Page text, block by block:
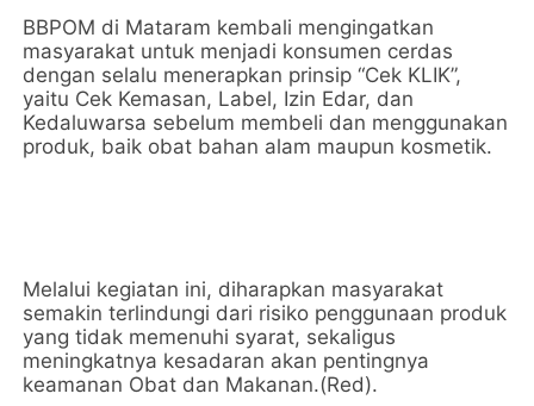
BBPOM di Mataram kembali mengingatkan
masyarakat untuk menjadi konsumen cerdas
dengan selalu menerapkan prinsip “Cek KLIK”,
yaitu Cek Kemasan, Label, Izin Edar, dan
Kedaluwarsa sebelum membeli dan menggunakan
produk, baik obat bahan alam maupun kosmetik.
Melalui kegiatan ini, diharapkan masyarakat
semakin terlindungi dari risiko penggunaan produk
yang tidak memenuhi syarat, sekaligus
meningkatnya kesadaran akan pentingnya
keamanan Obat dan Makanan.(Red).